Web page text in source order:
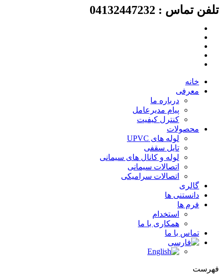
تماس : 04132447232
خانه
معرفی
درباره ما
پیام مدیرعامل
کنترل کیفیت
محصولات
لوله های UPVC
تایل سقفی
لوله و کانال های سیمانی
اتصالات سیمانی
اتصالات سرامیکی
گالری
دانستنی ها
فرم ها
استخدام
همکاری با ما
تماس با ما